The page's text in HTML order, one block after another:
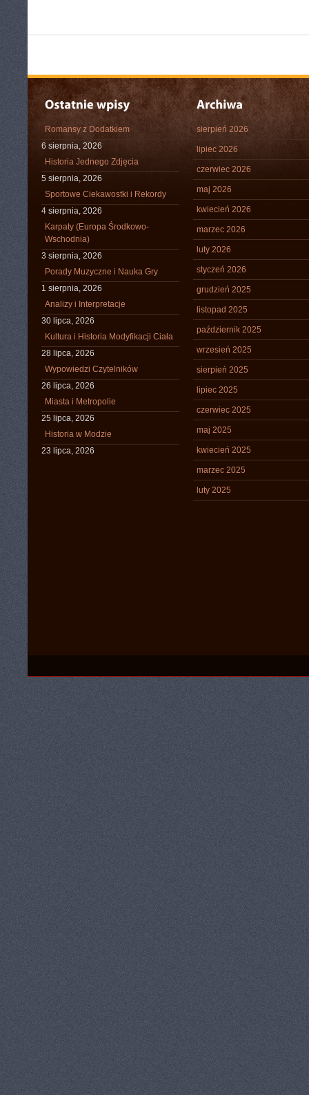
Romansy z Dodatkiem
6 sierpnia, 2026
Historia Jednego Zdjęcia
5 sierpnia, 2026
Sportowe Ciekawostki i Rekordy
4 sierpnia, 2026
Karpaty (Europa Środkowo-
Wschodnia)
3 sierpnia, 2026
Porady Muzyczne i Nauka Gry
1 sierpnia, 2026
Analizy i Interpretacje
30 lipca, 2026
Kultura i Historia Modyfikacji Ciała
28 lipca, 2026
Wypowiedzi Czytelników
26 lipca, 2026
Miasta i Metropolie
25 lipca, 2026
Historia w Modzie
23 lipca, 2026
sierpień 2026
lipiec 2026
czerwiec 2026
maj 2026
kwiecień 2026
marzec 2026
luty 2026
styczeń 2026
grudzień 2025
listopad 2025
październik 2025
wrzesień 2025
sierpień 2025
lipiec 2025
czerwiec 2025
maj 2025
kwiecień 2025
marzec 2025
luty 2025